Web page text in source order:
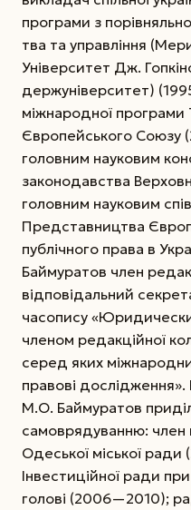
програми з
тва та управління
Університет Дж.
держуніверситет)
міжнародної програми
Європейського
головним науковим
законодавства
головним науковим
Представництва
публічного права в
Баймуратов член
відповідальний
часопису
членом редакційної
серед яких
правові дослідження».
М.О. Баймура­тов
самоврядуванню: член
Одеської міської
Інвестиційної ради
голові (2006—2010);